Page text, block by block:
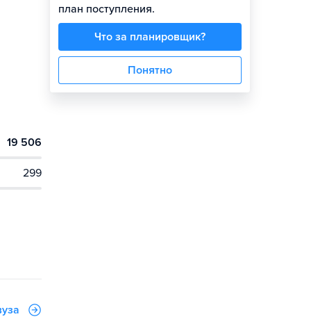
19 506
299
план поступления.
Что за планировщик?
Понятно